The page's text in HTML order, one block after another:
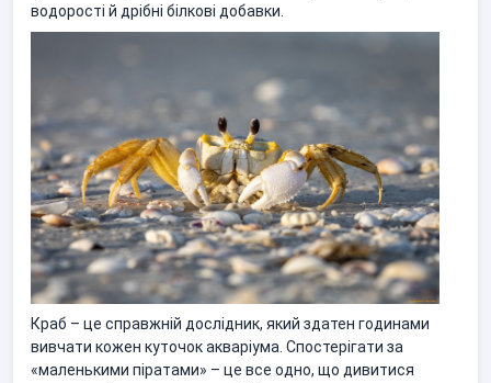
водорості й дрібні білкові добавки.
Краб – це справжній дослідник, який здатен годинами
вивчати кожен куточок акваріума. Спостерігати за
«маленькими піратами» – це все одно, що дивитися